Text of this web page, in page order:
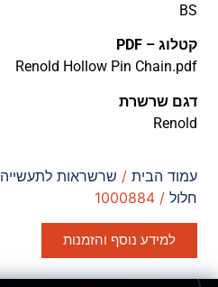
BS
קטלוג – PDF
Renold Hollow Pin Chain.pdf
דגם שרשרת
Renold
עמוד הבית / שרשראות לתעשייה
חלול / 1000884
למידע נוסף והזמנות